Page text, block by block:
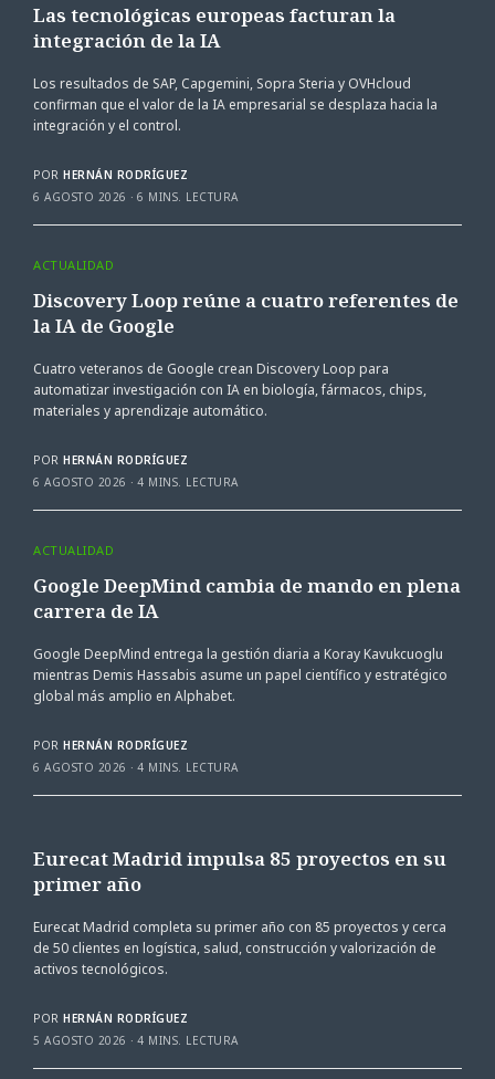
Las tecnológicas europeas facturan la
integración de la IA
Los resultados de SAP, Capgemini, Sopra Steria y OVHcloud
confirman que el valor de la IA empresarial se desplaza hacia la
integración y el control.
POR HERNÁN RODRÍGUEZ
6 AGOSTO 2026
6 MINS. LECTURA
ACTUALIDAD
Discovery Loop reúne a cuatro referentes de
la IA de Google
Cuatro veteranos de Google crean Discovery Loop para
automatizar investigación con IA en biología, fármacos, chips,
materiales y aprendizaje automático.
POR HERNÁN RODRÍGUEZ
6 AGOSTO 2026
4 MINS. LECTURA
ACTUALIDAD
Google DeepMind cambia de mando en plena
carrera de IA
Google DeepMind entrega la gestión diaria a Koray Kavukcuoglu
mientras Demis Hassabis asume un papel científico y estratégico
global más amplio en Alphabet.
POR HERNÁN RODRÍGUEZ
6 AGOSTO 2026
4 MINS. LECTURA
Eurecat Madrid impulsa 85 proyectos en su
primer año
Eurecat Madrid completa su primer año con 85 proyectos y cerca
de 50 clientes en logística, salud, construcción y valorización de
activos tecnológicos.
POR HERNÁN RODRÍGUEZ
5 AGOSTO 2026
4 MINS. LECTURA